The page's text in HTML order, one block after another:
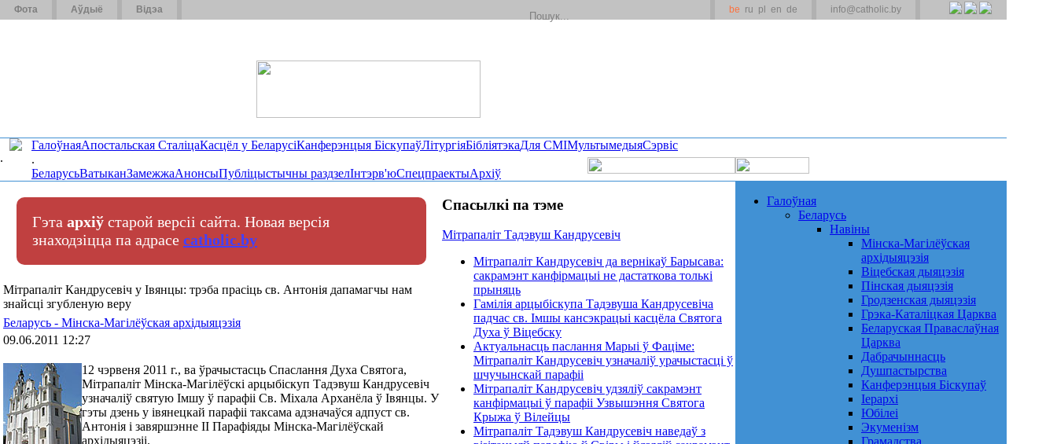
Фота Аўдыё Відэа be ru pl en de info@catholic.by
.
ГалоўнаяАпостальская СталіцаКасцёл у БеларусіКанферэнцыя БіскупаўЛітургіяБібліятэкаДля СМІМультымедыяСэрвіс
.
БеларусьВатыканЗамежжаАнонсыПубліцыстычны раздзелІнтэрв'юСпецпраектыАрхіў
Гэта архіў старой версіі сайта. Новая версія
знаходзіцца па адрасе catholic.by
Мітрапаліт Кандрусевіч у Івянцы: трэба прасіць св. Антонія дапамагчы нам
знайсці згубленую веру
Беларусь - Мінска-Магілёўская архідыяцэзія
09.06.2011 12:27
12 чэрвеня 2011 г., ва ўрачыстасць Спаслання Духа Святога,
Мітрапаліт Мінска-Магілёўскі арцыбіскуп Тадэвуш Кандрусевіч
узначаліў святую Імшу ў парафіі Св. Міхала Арханёла ў Івянцы. У
гэты дзень у івянецкай парафіі таксама адзначаўся адпуст св.
Антонія і завяршэнне ІІ Парафіяды Мінска-Магілёўскай
архідыяцэзіі.
Спасылкі па тэме
Мітрапаліт Тадэвуш Кандрусевіч
Мітрапаліт Кандрусевіч да вернікаў Барысава:
сакрамэнт канфірмацыі не дастаткова толькі
прыняць
Гамілія арцыбіскупа Тадэвуша Кандрусевіча
падчас св. Імшы кансэкрацыі касцёла Святога
Духа ў Віцебску
Актуальнасць паслання Марыі ў Фаціме:
Мітрапаліт Кандрусевіч узначаліў урачыстасці ў
шчучынскай парафіі
Мітрапаліт Кандрусевіч удзяліў сакрамэнт
канфірмацыі ў парафіі Узвышэння Святога
Крыжа ў Вілейцы
Мітрапаліт Тадэвуш Кандрусевіч наведаў з
Галоўная
Беларусь
Навіны
Мінска-Магілёўская
архідыяцэзія
Віцебская дыяцэзія
Пінская дыяцэзія
Гродзенская дыяцэзія
Грэка-Каталіцкая Царква
Беларуская Праваслаўная
Царква
Дабрачыннасць
Душпастырства
Канферэнцыя Біскупаў
Іерархі
Юбілеі
Экуменізм
Грамадства